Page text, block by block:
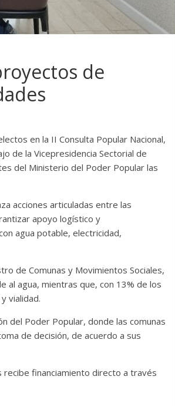
de
en la II Consulta Popular Nacional,
de la Vicepresidencia Sectorial de
del Ministerio del Poder Popular las
acciones articuladas entre las
apoyo logístico y
agua potable, electricidad,
de Comunas y Movimientos Sociales,
al agua, mientras que, con 13% de los
vialidad.
del Poder Popular, donde las comunas
de decisión, de acuerdo a sus
financiamiento directo a través